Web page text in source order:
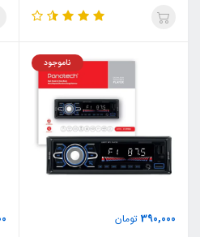
390,000 تومان
ناموجود